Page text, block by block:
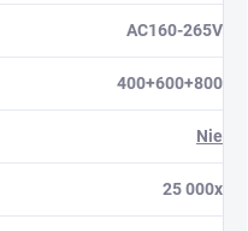
AC160-265V
400+600+800
Nie
25 000x